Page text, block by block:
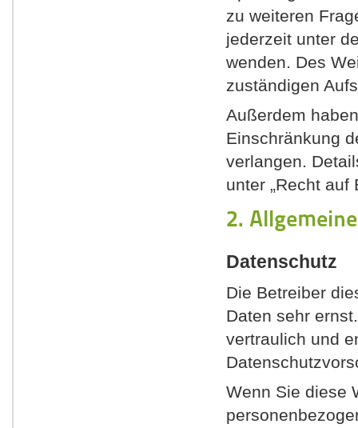
zu weiteren
jederzeit unter
wenden. Des
zuständigen
Außerdem
Einschränkung
verlangen.
unter „Recht auf
2.
Datenschutz
Die Betreiber
Daten sehr
vertraulich und
Wenn Sie diese